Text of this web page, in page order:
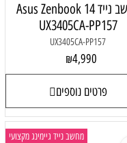
מחשב נייד Asus Zenbook 14
UX3405CA-PP157
UX3405CA-PP157
₪4,990
פרטים נוספים
מחשב נייד גיימינג מקצועי